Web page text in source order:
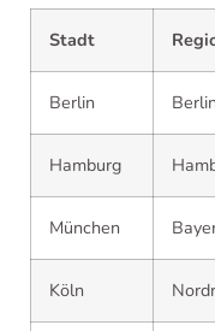
Stadt
Berlin Berlin
Hamburg
München
Köln